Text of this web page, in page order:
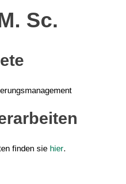
Sc.
finden sie hier.